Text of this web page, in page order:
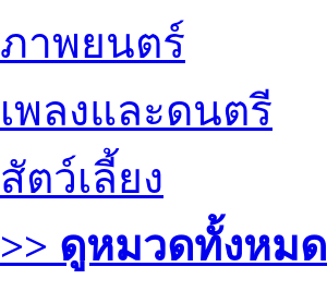
ภาพยนตร์
เพลงและดนตรี
สัตว์เลี้ยง
>> ดูหมวดทั้งหมด